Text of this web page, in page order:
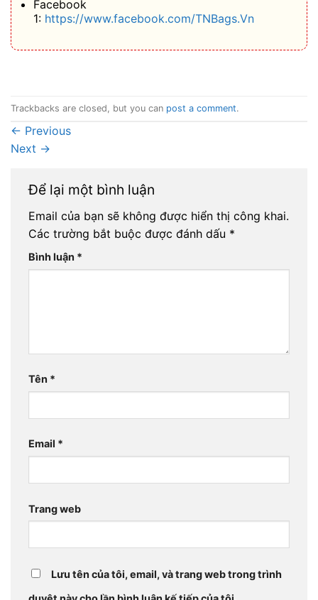
Facebook
1: https://www.facebook.com/TNBags.Vn
Trackbacks are closed, but you can post a comment.
← Previous
Next →
Để lại một bình luận
Email của bạn sẽ không được hiển thị công khai.
Các trường bắt buộc được đánh dấu *
Bình luận *
Tên *
Email *
Trang web
Lưu tên của tôi, email, và trang web trong trình